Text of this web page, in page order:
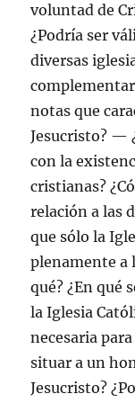
voluntad de
¿Podría ser
diversas
notas que
Jesucristo? —
con la
cristianas?
relación a las
que sólo la
plenamente a
qué? ¿En qué
la Iglesia
necesaria
situar a un
Jesucristo?